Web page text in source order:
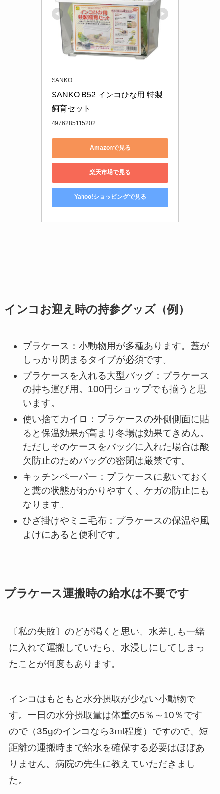
SANKO
SANKO B52 インコひな用 特製
飼育セット
4976285115202
Amazonで見る
楽天市場で見る
Yahoo!ショッピングで見る
インコお迎え時の持参グッズ（例）
プラケース：小動物用が多種あります。蓋が
しっかり閉まるタイプが必須です。
プラケースを入れる大型バッグ：プラケース
の持ち運び用。100円ショップでも揃うと思
います。
使い捨てカイロ：プラケースの外側側面に貼
ると保温効果が高まり冬場は効果てきめん。
ただしそのケースをバッグに入れた場合は酸
欠防止のためバッグの密閉は厳禁です。
キッチンペーパー：プラケースに敷いておく
と糞の状態がわかりやすく、ケガの防止にも
なります。
ひざ掛けやミニ毛布：プラケースの保温や風
よけにあると便利です。
プラケース運搬時の給水は不要です
〔私の失敗〕のどが渇くと思い、水差しも一緒
に入れて運搬していたら、水浸しにしてしまっ
たことが何度もあります。
インコはもともと水分摂取が少ない小動物で
す。一日の水分摂取量は体重の5％～10％です
ので（35gのインコなら3ml程度）ですので、短
距離の運搬時まで給水を確保する必要はほぼあ
りません。病院の先生に教えていただきまし
た。